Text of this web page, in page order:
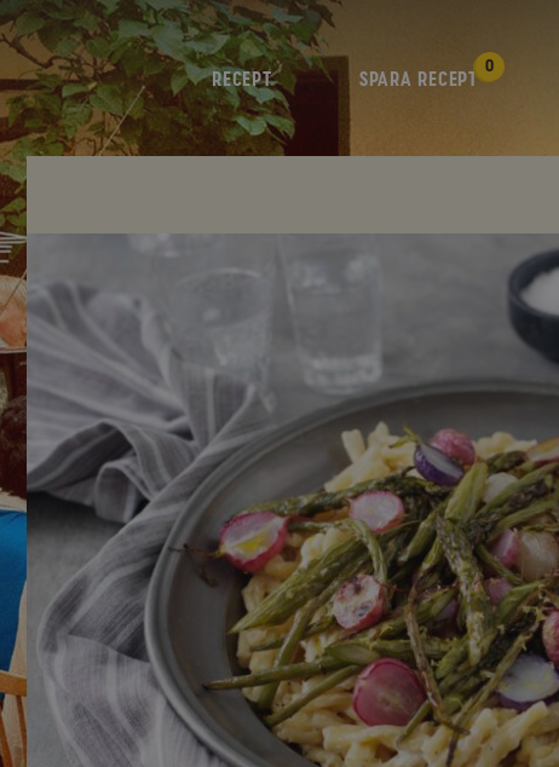
RECEPT SPARA RECEPT
0